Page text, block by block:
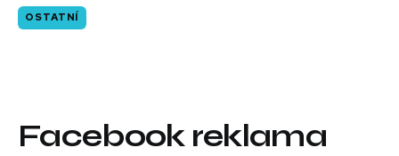
OSTATNÍ
Facebook reklama